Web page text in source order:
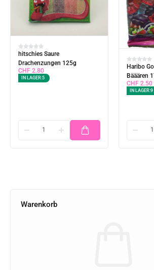
hitschies Saure
Drachenzungen 125g
CHF 2.80
IN LAGER:5
Haribo
Bääären
CHF 2.50
IN LAGER:9
Warenkorb